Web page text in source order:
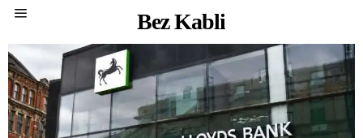
Bez Kabli